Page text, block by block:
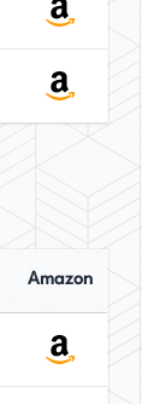
Amazon